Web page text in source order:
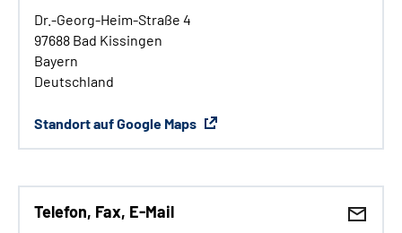
Dr.-Georg-Heim-Straße 4
97688 Bad Kissingen
Bayern
Deutschland
Standort auf Google Maps
Telefon, Fax, E-Mail